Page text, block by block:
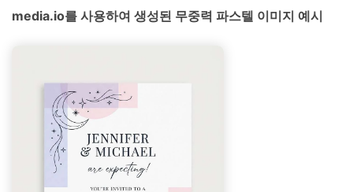
media.io를 사용하여 생성된 무중력 파스텔 이미지 예시